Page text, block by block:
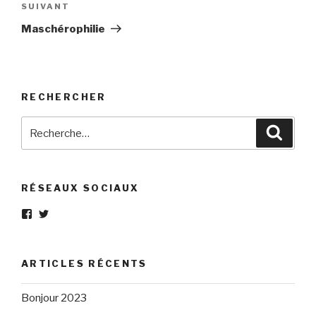
Article
suivant
SUIVANT
Maschérophilie
RECHERCHER
pour
RÉSEAUX SOCIAUX
Voir
Eléphant-
Gris-
160596147294205
sur
Facebook
Voir
elephantgris
sur
Twitter
ARTICLES RÉCENTS
Bonjour 2023